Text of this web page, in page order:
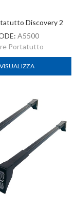
Discovery 2
A5500
Portatutto
VISUALIZZA